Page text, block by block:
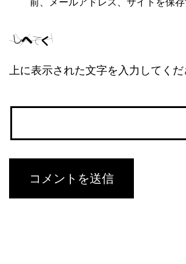
上に表示された文字を入力してくだ